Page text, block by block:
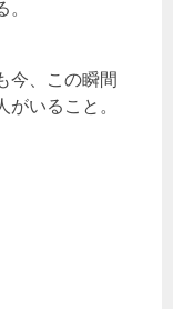
今、この瞬間
いること。